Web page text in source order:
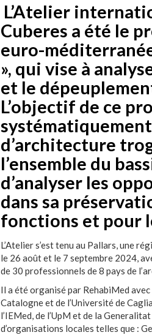
L’Atelier
Cuberes a été le
euro-
», qui vise à
et le
L’objectif de ce
d’architecture
l’ensemble du
d’analyser les
dans sa
fonctions et pour
L’Atelier s’est tenu au Pallars, une
le 26 août et le 7 septembre 2024,
de 30 professionnels de 8 pays de
Il a été organisé par RehabiMed
Catalogne et de l’Université de
l’IEMed, de l’UpM et de la
d’organisations locales telles que :